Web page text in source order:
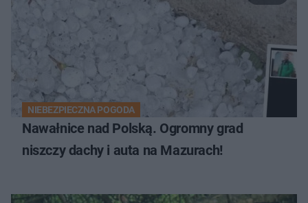
NIEBEZPIECZNA POGODA
Nawałnice nad Polską. Ogromny grad
niszczy dachy i auta na Mazurach!